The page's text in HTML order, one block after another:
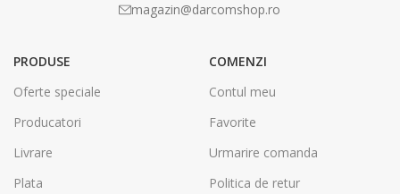
magazin@darcomshop.ro
PRODUSE
Oferte speciale
Producatori
Livrare
Plata
COMENZI
Contul meu
Favorite
Urmarire comanda
Politica de retur